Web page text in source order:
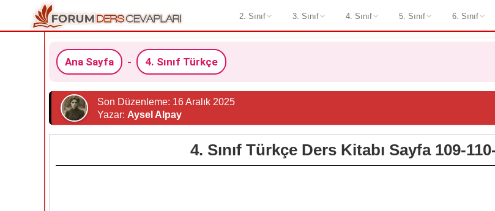
2. Sınıf 3. Sınıf 4. Sınıf 5. Sınıf 6. Sınıf
Ana Sayfa - 4. Sınıf Türkçe
Son Düzenleme: 16 Aralık 2025
Yazar: Aysel Alpay
4. Sınıf Türkçe Ders Kitabı Sayfa 109-